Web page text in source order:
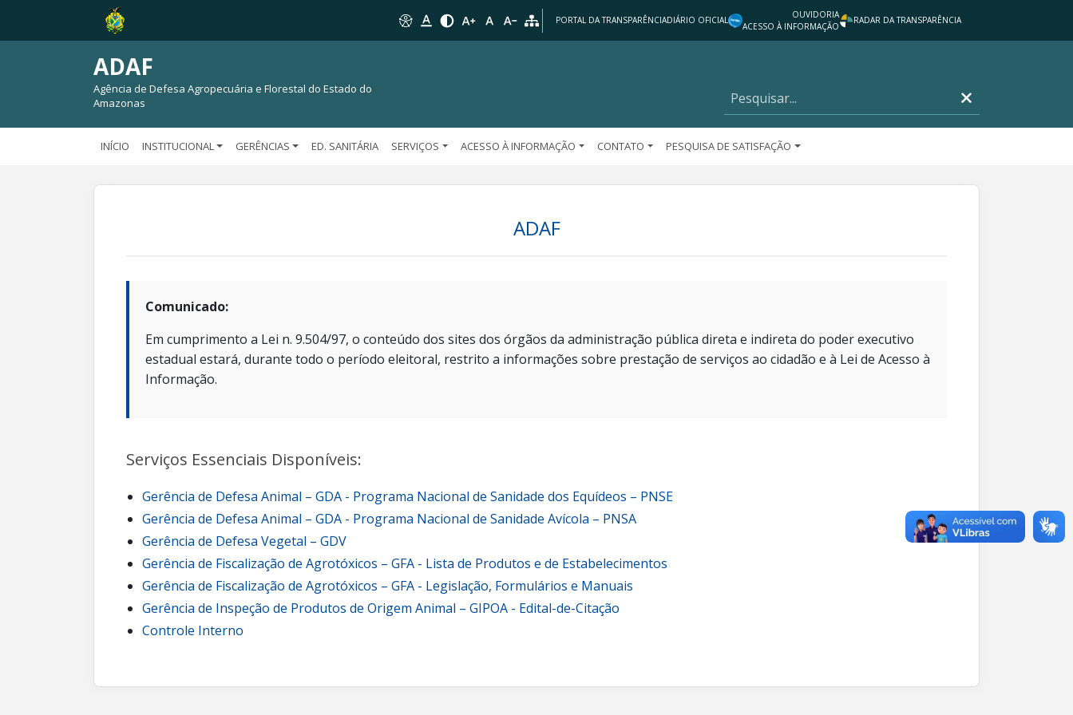
PORTAL DA TRANSPARÊNCIADIÁRIO OFICIAL
OUVIDORIA
ACESSO À INFORMAÇÃO
RADAR DA TRANSPARÊNCIA
ADAF
Agência de Defesa Agropecuária e Florestal do Estado do
Amazonas
INÍCIO INSTITUCIONAL GERÊNCIAS ED. SANITÁRIA SERVIÇOS ACESSO À INFORMAÇÃO CONTATO PESQUISA DE SATISFAÇÃO
ADAF
Comunicado:
Em cumprimento a Lei n. 9.504/97, o conteúdo dos sites dos órgãos da administração pública direta e indireta do poder executivo
estadual estará, durante todo o período eleitoral, restrito a informações sobre prestação de serviços ao cidadão e à Lei de Acesso à
Informação.
Serviços Essenciais Disponíveis:
Gerência de Defesa Animal – GDA - Programa Nacional de Sanidade dos Equídeos – PNSE
Gerência de Defesa Animal – GDA - Programa Nacional de Sanidade Avícola – PNSA
Gerência de Defesa Vegetal – GDV
Gerência de Fiscalização de Agrotóxicos – GFA - Lista de Produtos e de Estabelecimentos
Gerência de Fiscalização de Agrotóxicos – GFA - Legislação, Formulários e Manuais
Gerência de Inspeção de Produtos de Origem Animal – GIPOA - Edital-de-Citação
Controle Interno